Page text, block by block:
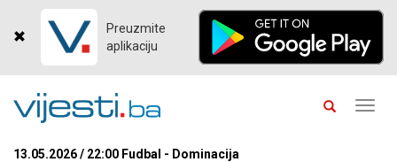
Preuzmite
aplikaciju
13.05.2026 / 22:00 Fudbal - Dominacija